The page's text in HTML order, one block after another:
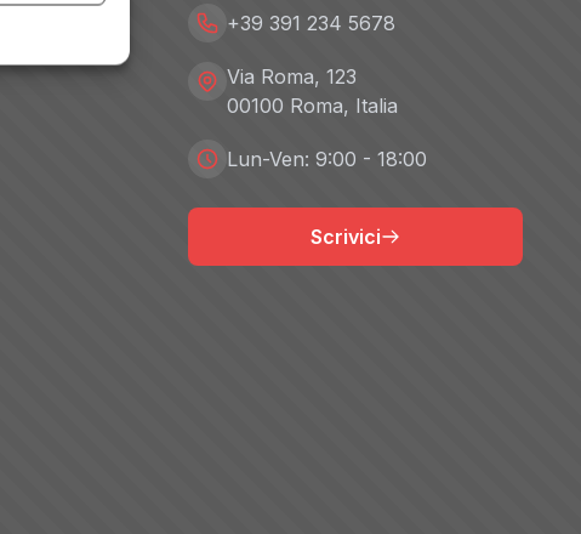
+39 391 234 5678
Via Roma, 123
00100 Roma, Italia
Lun-Ven: 9:00 - 18:00
Scrivici